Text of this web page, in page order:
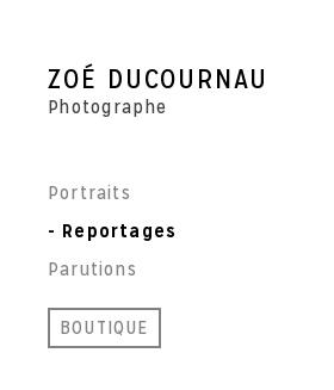
content
ZOÉ DUCOURNAU
Photographe
Portraits
Reportages
Parutions
BOUTIQUE